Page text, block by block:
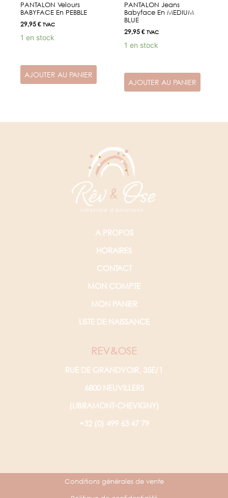
PANTALON Velours
BABYFACE En PEBBLE
29,95€ TVAC
1 en stock
AJOUTER AU PANIER
PANTALON Jeans
Babyface En MEDIUM
BLUE
29,95€ TVAC
1 en stock
AJOUTER AU PANIER
A PROPOS
HORAIRES
CONTACT
MON COMPTE
MON PANIER
LISTE DE NAISSANCE
REV&OSE
RUE DE GRANDVOIR, 35E/1
6800 NEUVILLERS
(LIBRAMONT-CHEVIGNY)
+32 (0) 499 63 47 79
Conditions générales de vente